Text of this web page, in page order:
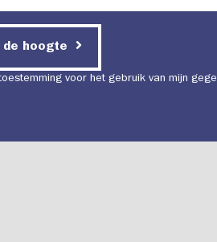
de hoogte
voor het gebruik van mijn